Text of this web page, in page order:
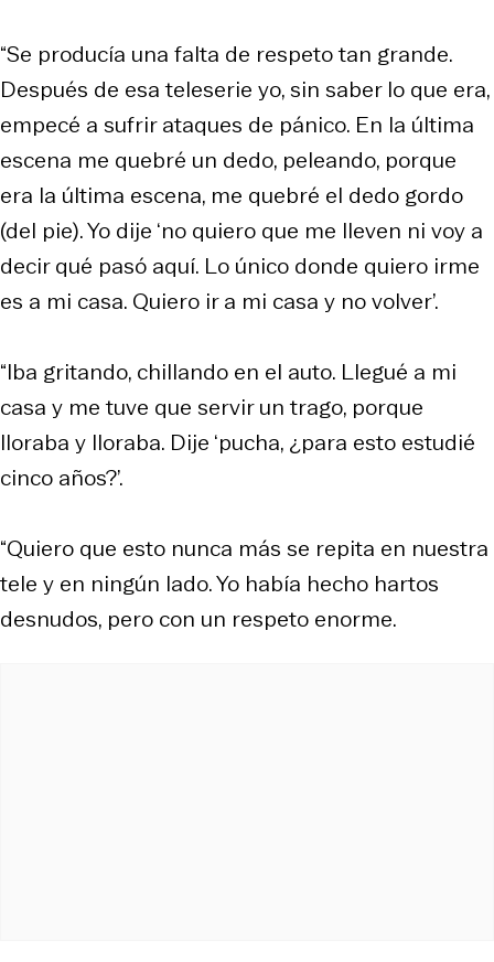
“Se producía una falta de respeto tan grande.
Después de esa teleserie yo, sin saber lo que era,
empecé a sufrir ataques de pánico. En la última
escena me quebré un dedo, peleando, porque
era la última escena, me quebré el dedo gordo
(del pie). Yo dije ‘no quiero que me lleven ni voy a
decir qué pasó aquí. Lo único donde quiero irme
es a mi casa. Quiero ir a mi casa y no volver’.
“Iba gritando, chillando en el auto. Llegué a mi
casa y me tuve que servir un trago, porque
lloraba y lloraba. Dije ‘pucha, ¿para esto estudié
cinco años?’.
“Quiero que esto nunca más se repita en nuestra
tele y en ningún lado. Yo había hecho hartos
desnudos, pero con un respeto enorme.